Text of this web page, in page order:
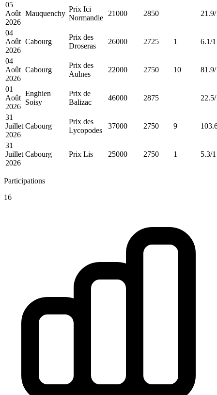
05
Août
2026
Mauquenchy
Prix Ici
Normandie
21000 2850
04
Août
2026
Cabourg
Prix des
Droseras
26000 2725 1 6.1/1
04
Août
2026
Cabourg
Prix des
Aulnes
22000 2750 10
01
Août
2026
Enghien
Soisy
Prix de
Balizac
46000 2875
31
Juillet
2026
Cabourg
Prix des
Lycopodes
37000 2750 9
31
Juillet
2026
Cabourg Prix Lis 25000 2750 1 5.3/1
Participations
16